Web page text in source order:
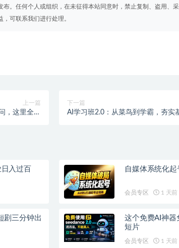
。任何个人或组织，在未征得本站同意时，禁止复制、盗用、
可联系我们进行处理。
上一篇
，这里全是
下一篇
AI学习班2.0：从菜鸟到学霸，夯实
入过百 自媒体系统化
会员专区 1 天前
剧三分钟出
这个免费AI神器
短片
会员专区 1 天前